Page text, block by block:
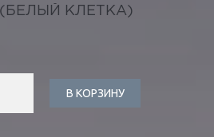
КЛЕТКА)
В КОРЗИНУ